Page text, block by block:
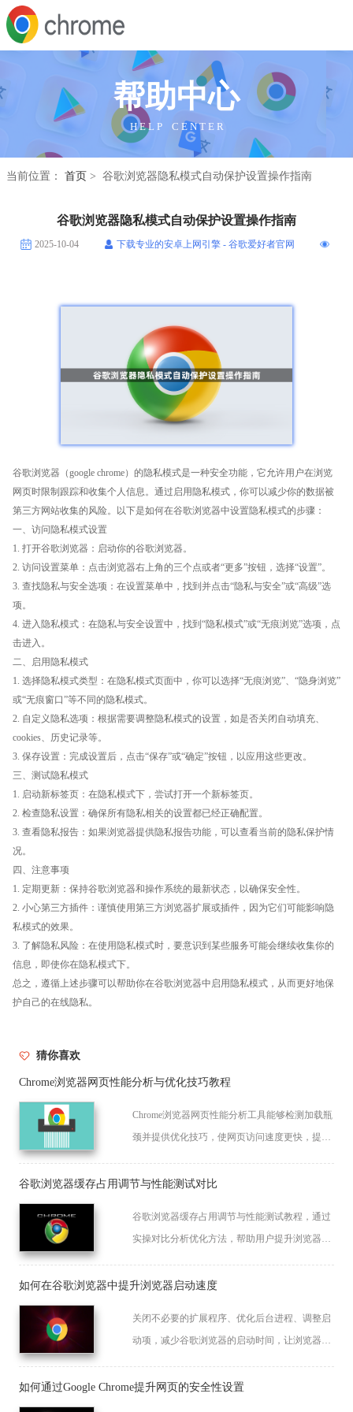
帮助中心
H E L P C E N T E R
当前位置： 首页 > 谷歌浏览器隐私模式自动保护设置操作指南
谷歌浏览器隐私模式自动保护设置操作指南
2025-10-04 下载专业的安卓上网引擎 - 谷歌爱好者官网
谷歌浏览器（google chrome）的隐私模式是一种安全功能，它允许用户在浏览
网页时限制跟踪和收集个人信息。通过启用隐私模式，你可以减少你的数据被
第三方网站收集的风险。以下是如何在谷歌浏览器中设置隐私模式的步骤：
一、访问隐私模式设置
1. 打开谷歌浏览器：启动你的谷歌浏览器。
2. 访问设置菜单：点击浏览器右上角的三个点或者“更多”按钮，选择“设置”。
3. 查找隐私与安全选项：在设置菜单中，找到并点击“隐私与安全”或“高级”选
项。
4. 进入隐私模式：在隐私与安全设置中，找到“隐私模式”或“无痕浏览”选项，点
击进入。
二、启用隐私模式
1. 选择隐私模式类型：在隐私模式页面中，你可以选择“无痕浏览”、“隐身浏览”
或“无痕窗口”等不同的隐私模式。
2. 自定义隐私选项：根据需要调整隐私模式的设置，如是否关闭自动填充、
cookies、历史记录等。
3. 保存设置：完成设置后，点击“保存”或“确定”按钮，以应用这些更改。
三、测试隐私模式
1. 启动新标签页：在隐私模式下，尝试打开一个新标签页。
2. 检查隐私设置：确保所有隐私相关的设置都已经正确配置。
3. 查看隐私报告：如果浏览器提供隐私报告功能，可以查看当前的隐私保护情
况。
四、注意事项
1. 定期更新：保持谷歌浏览器和操作系统的最新状态，以确保安全性。
2. 小心第三方插件：谨慎使用第三方浏览器扩展或插件，因为它们可能影响隐
私模式的效果。
3. 了解隐私风险：在使用隐私模式时，要意识到某些服务可能会继续收集你的
信息，即使你在隐私模式下。
总之，遵循上述步骤可以帮助你在谷歌浏览器中启用隐私模式，从而更好地保
护自己的在线隐私。
猜你喜欢
Chrome浏览器网页性能分析与优化技巧教程
Chrome浏览器网页性能分析工具能够检测加载瓶
颈并提供优化技巧，使网页访问速度更快，提高
谷歌浏览器缓存占用调节与性能测试对比
谷歌浏览器缓存占用调节与性能测试教程，通过
实操对比分析优化方法，帮助用户提升浏览器性
如何在谷歌浏览器中提升浏览器启动速度
关闭不必要的扩展程序、优化后台进程、调整启
动项，减少谷歌浏览器的启动时间，让浏览器打
如何通过Google Chrome提升网页的安全性设置